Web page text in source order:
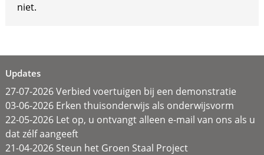
niet.
Updates
27-07-2026 Verbied voertuigen bij een demonstratie
03-06-2026 Erken thuisonderwijs als onderwijsvorm
22-05-2026 Let op, u ontvangt alleen e-mail van ons als u
dat zélf aangeeft
21-04-2026 Steun het Groen Staal Project